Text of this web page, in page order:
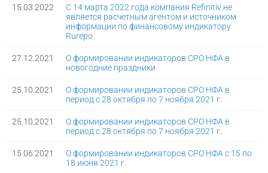
15.03.2022
С 14 марта 2022 года компания Refinitiv не
является расчетным агентом и источником
информации по финансовому индикатору
Rurepo
27.12.2021
О формировании индикаторов СРО НФА в
новогодние праздники
25.10.2021
О формировании индикаторов СРО НФА в
период с 28 октября по 7 ноября 2021 г.
25.10.2021
О формировании индикаторов СРО НФА в
период с 28 октября по 7 ноября 2021 г.
15.06.2021
О формировании индикаторов СРО НФА с 15 по
18 июня 2021 г.